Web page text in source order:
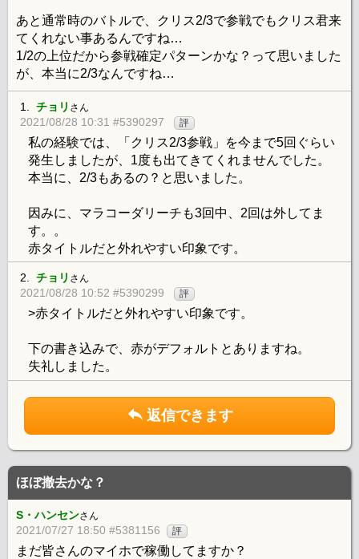
あと通常時のバトルで、クリス2/3で参戦でもクリス君来
てくれない事あるんですね…
1/2の上位だから参戦確定パターンかな？って思いました
が、本当に2/3なんですね…
1. チョリ さん
2021/08/28 10:31 #5390297 評
私の経験では、「クリス2/3参戦」を今まで5回ぐらい
発生しましたが、1度も出てきてくれませんでした。
本当に、2/3もあるの？と思いました。
因みに、マラコーダリーチも3回中、2回は外してま
す。。
赤タイトルだと外れやすい印象です。
2. チョリ さん
2021/08/28 10:52 #5390299 評
>赤タイトルだと外れやすい印象です。
下の書き込みで、赤がデフォルトとありますね。
失礼しました。
返信できます
ほぼ撤去かな？
S・ハンセンさん
2021/07/27 18:50 #5381156 評
まだ皆さんのマイホで稼働してますか？